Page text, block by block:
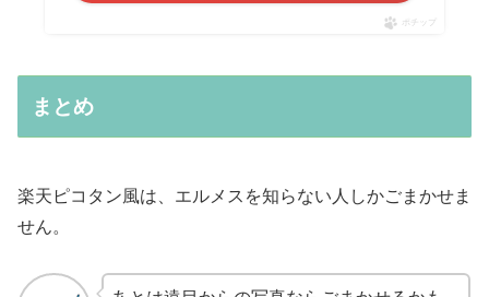
ポチップ
まとめ
楽天ピコタン風は、エルメスを知らない人しかごまかせま
せん。